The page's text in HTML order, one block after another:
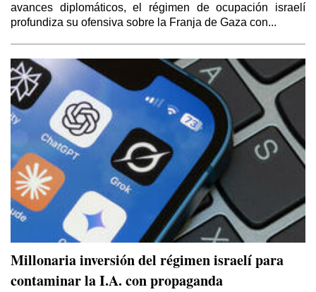
avances diplomáticos, el régimen de ocupación israelí
profundiza su ofensiva sobre la Franja de Gaza con...
Millonaria inversión del régimen israelí para
contaminar la I.A. con propaganda